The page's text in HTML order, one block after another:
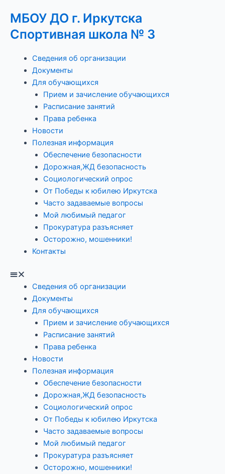
содержимому
МБОУ ДО г. Иркутска
Спортивная школа № 3
Сведения об организации
Документы
Для обучающихся
Прием и зачисление обучающихся
Расписание занятий
Права ребенка
Новости
Полезная информация
Обеспечение безопасности
Дорожная,ЖД безопасность
Социологический опрос
От Победы к юбилею Иркутска
Часто задаваемые вопросы
Мой любимый педагог
Прокуратура разъясняет
Осторожно, мошенники!
Контакты
Menu
Сведения об организации
Документы
Для обучающихся
Прием и зачисление обучающихся
Расписание занятий
Права ребенка
Новости
Полезная информация
Обеспечение безопасности
Дорожная,ЖД безопасность
Социологический опрос
От Победы к юбилею Иркутска
Часто задаваемые вопросы
Мой любимый педагог
Прокуратура разъясняет
Осторожно, мошенники!
записям